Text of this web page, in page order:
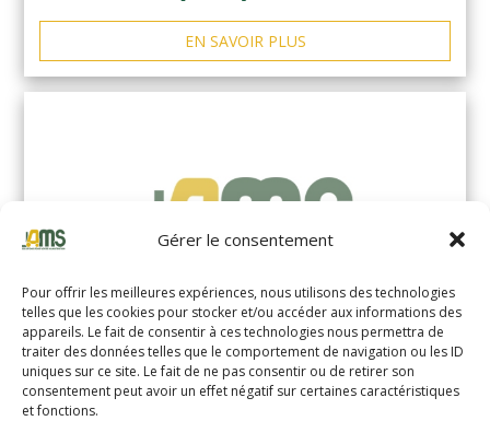
Gérer le consentement
Pour offrir les meilleures expériences, nous utilisons des technologies
telles que les cookies pour stocker et/ou accéder aux informations des
appareils. Le fait de consentir à ces technologies nous permettra de
traiter des données telles que le comportement de navigation ou les ID
uniques sur ce site. Le fait de ne pas consentir ou de retirer son
consentement peut avoir un effet négatif sur certaines caractéristiques
et fonctions.
EN SAVOIR PLUS
YALE MS14XIL (2510)